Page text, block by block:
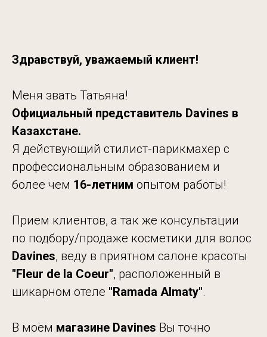
Здравствуй, уважаемый клиент!
Меня звать Татьяна!
Официальный представитель Davines в
Казахстане.
Я действующий стилист-парикмахер с
профессиональным образованием и
более чем 16-летним опытом работы!
Прием клиентов, а так же консультации
по подбору/продаже косметики для волос
Davines, веду в приятном салоне красоты
"Fleur de la Coeur", расположенный в
шикарном отеле "Ramada Almaty".
В моём магазине Davines Вы точно